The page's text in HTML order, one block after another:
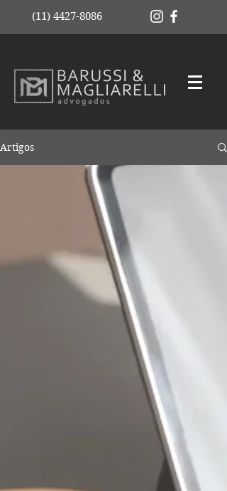
(11) 4427-8086
Artigos